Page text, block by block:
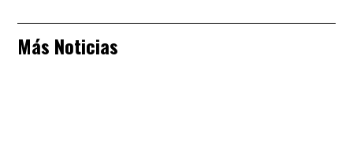
Más Noticias